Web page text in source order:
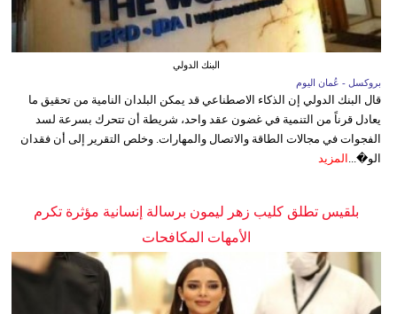
البنك الدولي
بروكسل - عُمان اليوم
قال البنك الدولي إن الذكاء الاصطناعي قد يمكن البلدان النامية من تحقيق ما
يعادل قرناً من التنمية في غضون عقد واحد، شريطة أن تتحرك بسرعة لسد
الفجوات في مجالات الطاقة والاتصال والمهارات. وخلص التقرير إلى أن فقدان
الو�... المزيد
بلقيس تطلق كليب زهر ليمون برسالة إنسانية مؤثرة تكرم
الأمهات المكافحات